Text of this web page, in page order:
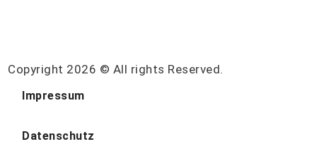
Copyright 2026 © All rights Reserved.
Impressum
Datenschutz